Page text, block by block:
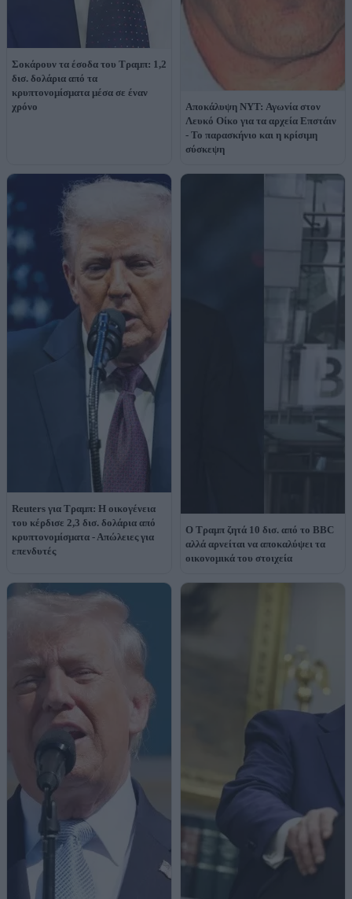
Σοκάρουν τα έσοδα του Τραμπ: 1,2
δισ. δολάρια από τα
κρυπτονομίσματα μέσα σε έναν
χρόνο
Αποκάλυψη NYT: Αγωνία στον
Λευκό Οίκο για τα αρχεία Επστάιν
- Το παρασκήνιο και η κρίσιμη
σύσκεψη
Reuters για Τραμπ: Η οικογένεια
του κέρδισε 2,3 δισ. δολάρια από
κρυπτονομίσματα - Απώλειες για
επενδυτές
Ο Τραμπ ζητά 10 δισ. από το BBC
αλλά αρνείται να αποκαλύψει τα
οικονομικά του στοιχεία